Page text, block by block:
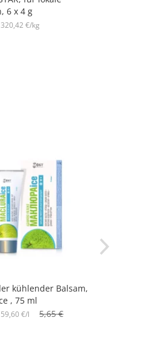
6 х 4 g
320,42 €/kg
kühlender Balsam,
, 75 ml
59,60 €/l 5,65 €